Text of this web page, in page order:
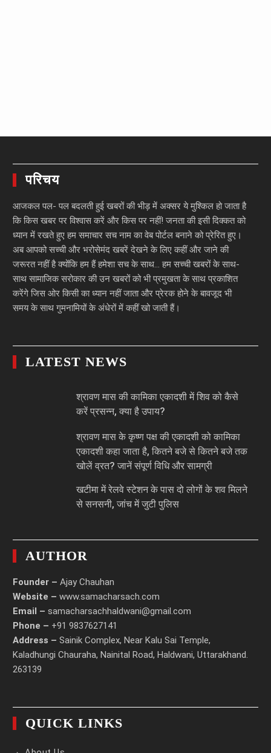
परिचय
आजकल पल- पल बदलती हुई खबरों की भीड़ में अक्सर ये मुश्किल हो जाता है
कि किस खबर पर विश्वास करें और किस पर नहीं! जनता की इसी दिक्कत को
ध्यान में रखते हुए हम समाचार सच नाम का वेब पोर्टल बनाने को प्रेरित हुए।
अब आपको सच्ची और भरोसेमंद खबरें देखने के लिए कहीं और जाने की
जरूरत नहीं है क्योंकि हम हैं हमेशा सच के साथ… हम सच्ची खबरों के साथ-
साथ सामाजिक सरोकार की उन खबरों को भी प्रमुखता के साथ प्रकाशित
करेंगे जिस ओर किसी का ध्यान नहीं जाता और प्रेरक होने के बावजूद भी
समय के साथ गुमनामियों के अंधेरों में कहीं खो जाती हैं।
LATEST NEWS
श्रावण मास की कामिका एकादशी में शिव को कैसे
करें प्रसन्न, क्या है उपाय?
श्रावण मास के कृष्ण पक्ष की एकादशी को कामिका
एकादशी कहा जाता है, कितने बजे से कितने बजे तक
खोलें व्रत? जानें संपूर्ण विधि और सामग्री
खटीमा में रेलवे स्टेशन के पास दो लोगों के शव मिलने
से सनसनी, जांच में जुटी पुलिस
AUTHOR
Founder – Ajay Chauhan
Website – www.samacharsach.com
Email – samacharsachhaldwani@gmail.com
Phone – +91 9837627141
Address – Sainik Complex, Near Kalu Sai Temple,
Kaladhungi Chauraha, Nainital Road, Haldwani, Uttarakhand.
263139
QUICK LINKS